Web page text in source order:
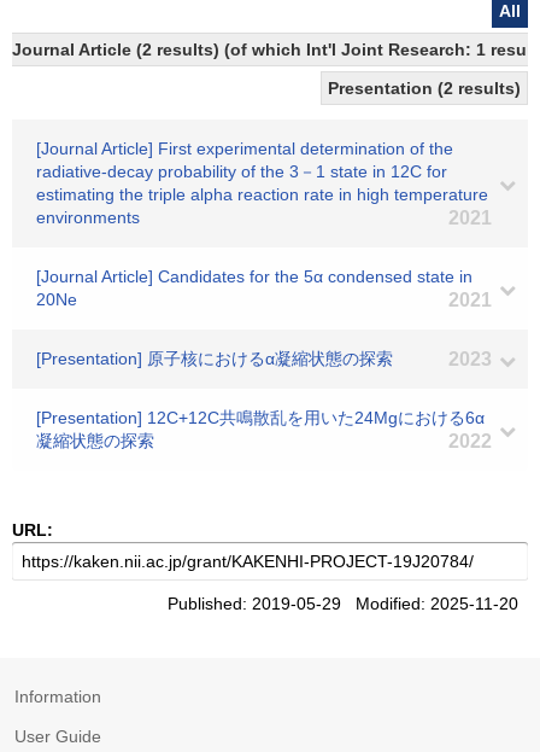
All
Journal Article (2 results) (of which Int'l Joint Research: 1
Presentation (2 results)
[Journal Article] First experimental determination of the
radiative-decay probability of the 3－1 state in 12C for
estimating the triple alpha reaction rate in high temperature
environments
2021
[Journal Article] Candidates for the 5α condensed state in
20Ne
2021
[Presentation] 原子核におけるα凝縮状態の探索 2023
[Presentation] 12C+12C共鳴散乱を用いた24Mgにおける6α
凝縮状態の探索
2022
URL:
Published: 2019-05-29 Modified: 2025-11-20
Information
User Guide